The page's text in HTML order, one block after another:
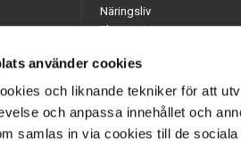
använder cookies
och liknande tekniker för att
och anpassa innehållet och
samlas in via cookies till de
Näringsliv
Ekonomi
Opinion
Hållbarhet
Utrikes
Quiz